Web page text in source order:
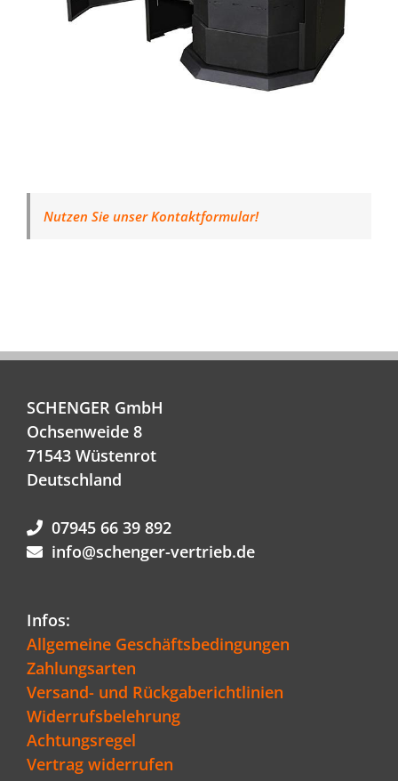
Nutzen Sie unser Kontaktformular!
SCHENGER GmbH
Ochsenweide 8
71543 Wüstenrot
Deutschland
07945 66 39 892
info@schenger-vertrieb.de
Infos:
Allgemeine Geschäftsbedingungen
Zahlungsarten
Versand- und Rückgaberichtlinien
Widerrufsbelehrung
Achtungsregel
Vertrag widerrufen